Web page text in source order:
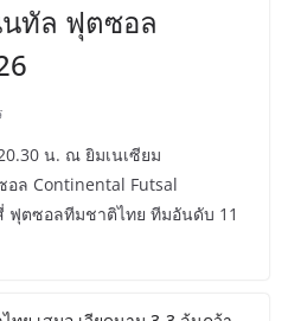
นทัล ฟุตซอล
น. ณ ยิมเนเซียม
ล Continental Futsal
ฟุตซอลทีมชาติไทย ทีมอันดับ 11